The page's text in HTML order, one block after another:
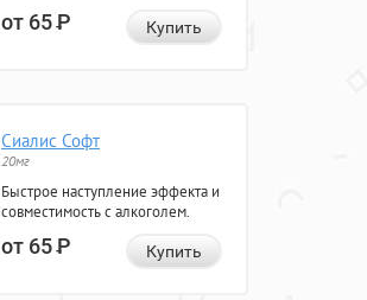
от 65Р Купить
Сиалис Софт
20мг
Быстрое наступление эффекта и
совместимость с алкоголем.
от 65Р Купить